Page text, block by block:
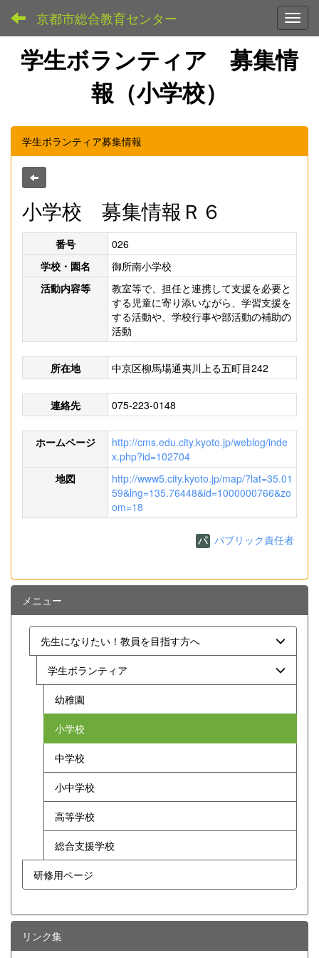
京都市総合教育センター
学生ボランティア 募集情
報（小学校）
学生ボランティア募集情報
小学校 募集情報Ｒ６
番号
026
学校・園名
御所南小学校
活動内容等
教室等で、担任と連携して支援を必要と
する児童に寄り添いながら、学習支援を
する活動や、学校行事や部活動の補助の
活動
所在地 中京区柳馬場通夷川上る五町目242
連絡先 075-223-0148
ホームページ
http://cms.edu.city.kyoto.jp/weblog/inde
x.php?id=102704
地図
http://www5.city.kyoto.jp/map/?lat=35.01
59&lng=135.76448&id=1000000766&zo
om=18
パブリック責任者
メニュー
先生になりたい！教員を目指す方へ
学生ボランティア
幼稚園
小学校
中学校
小中学校
高等学校
総合支援学校
研修用ページ
リンク集